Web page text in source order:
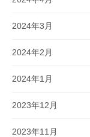
2024年3月
2024年2月
2024年1月
2023年12月
2023年11月